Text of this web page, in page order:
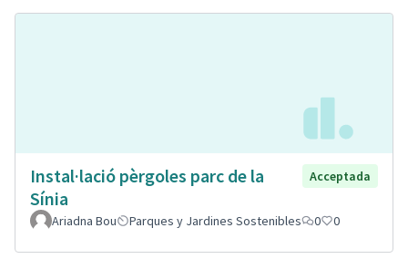
Instal·lació pèrgoles parc de la
Sínia
Acceptada
Ariadna Bou Parques y Jardines Sostenibles 0 0